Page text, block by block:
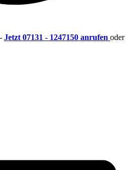
Jetzt 07131 - 1247150 anrufen oder